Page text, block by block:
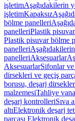
işletimAşağıdakilerin
işletimKapaksız
bölme panelleri
panelleriPlastik
Plastik pisuvar bölme
panelleri
panelleriAksesuarlar
AksesuarlarSifonlar ve
dirsekleri ve geçiş
borusu, deşarj
malzemesiTahliye
deşarj kontrolleriSıva
altıElektronik deşarj
parçası Elektronik